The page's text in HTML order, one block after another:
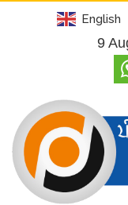
English
9